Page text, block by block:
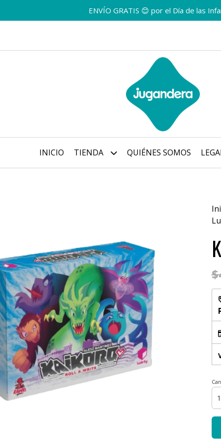
ENVÍO GRATIS 😊 por el Día de las
INICIO TIENDA QUIÉNES SOMOS